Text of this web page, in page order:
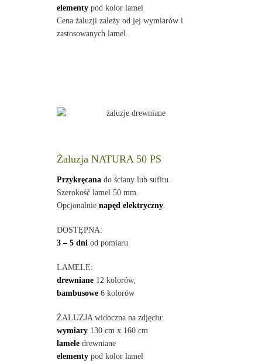
elementypod kolor lamel
Cena żaluzji zależy od jej wymiarów i
zastosowanych lamel.
Żaluzja NATURA 50 PS
Przykręcanado ściany lub sufitu.
Szerokość lamel 50 mm.
Opcjonalnie napęd elektryczny.
DOSTĘPNA:
3 – 5 dni od pomiaru
LAMELE:
drewniane12 kolorów,
bambusowe6 kolorów
ŻALUZJA widoczna na zdjęciu:
wymiary130 cm x 160 cm
lameledrewniane
elementypod kolor lamel